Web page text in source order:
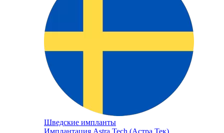
Шведские импланты
Имплантация Astra Tech (Астра Тек)